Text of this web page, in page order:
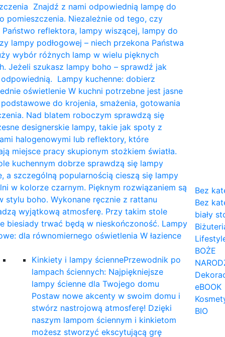
Znajdź z nami odpowiednią lampę do
pomieszczenia. Niezależnie od tego, czy
Państwo reflektora, lampy wiszącej, lampy do
lampy podłogowej – niech przekona Państwa
wybór różnych lamp w wielu pięknych
Jeżeli szukasz lampy boho – sprawdź jak
Lampy kuchenne: dobierz
oświetlenie W kuchni potrzebne jest jasne
podstawowe do krojenia, smażenia, gotowania
Nad blatem roboczym sprawdzą się
designerskie lampy, takie jak spoty z
halogenowymi lub reflektory, które
miejsce pracy skupionym stożkiem światła.
kuchennym dobrze sprawdzą się lampy
a szczególną popularnością cieszą się lampy
w kolorze czarnym. Pięknym rozwiązaniem są
stylu boho. Wykonane ręcznie z rattanu
wyjątkową atmosferę. Przy takim stole
biesiady trwać będą w nieskończoność. Lampy
dla równomiernego oświetlenia W łazience
Kinkiety i lampy ściennePrzewodnik po
lampach ściennych: Najpiękniejsze
lampy ścienne dla Twojego domu
Postaw nowe akcenty w swoim domu i
stwórz nastrojową atmosferę! Dzięki
naszym lampom ściennym i kinkietom
możesz stworzyć ekscytującą grę
Bez
Bez
biały
BOŻE
eBOOK
BIO